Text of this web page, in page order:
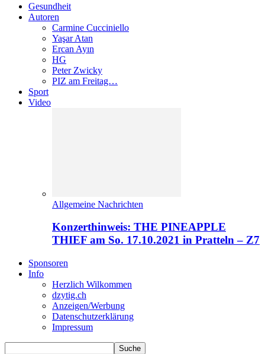
Gesundheit
Autoren
Carmine Cucciniello
Yaşar Atan
Ercan Ayın
HG
Peter Zwicky
PIZ am Freitag…
Sport
Video
Allgemeine Nachrichten
Konzerthinweis: THE PINEAPPLE
THIEF am So. 17.10.2021 in Pratteln – Z7
Sponsoren
Info
Herzlich Wilkommen
dzytig.ch
Anzeigen/Werbung
Datenschutzerklärung
Impressum